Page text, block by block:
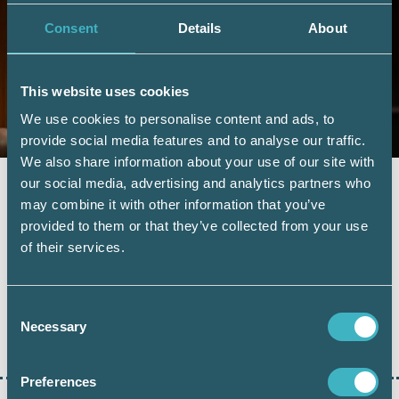
Consent Details About
This website uses cookies
We use cookies to personalise content and ads, to
provide social media features and to analyse our traffic.
We also share information about your use of our site with
our social media, advertising and analytics partners who
may combine it with other information that you’ve
provided to them or that they’ve collected from your use
of their services.
Selection
Necessary
Preferences
REDOVISNING 28 februari 2025
Stämma med fokus på bättre
XBRL-hantering
näringslivet? För att svara på den frågan…